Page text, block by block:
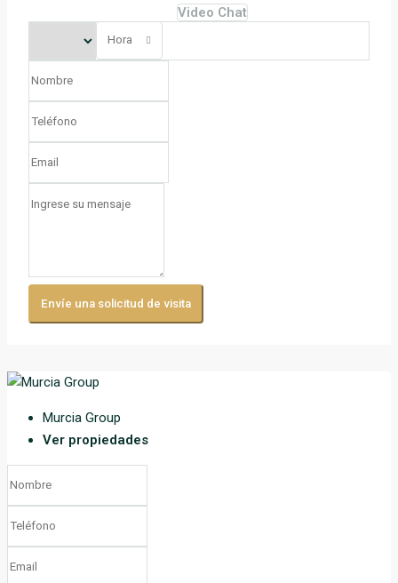
Video Chat
Hora
Envíe una solicitud de visita
Murcia Group
Ver propiedades